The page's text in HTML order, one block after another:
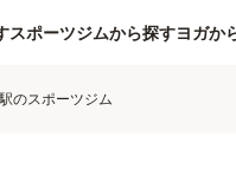
スポーツジムから探すヨガか
のスポーツジム